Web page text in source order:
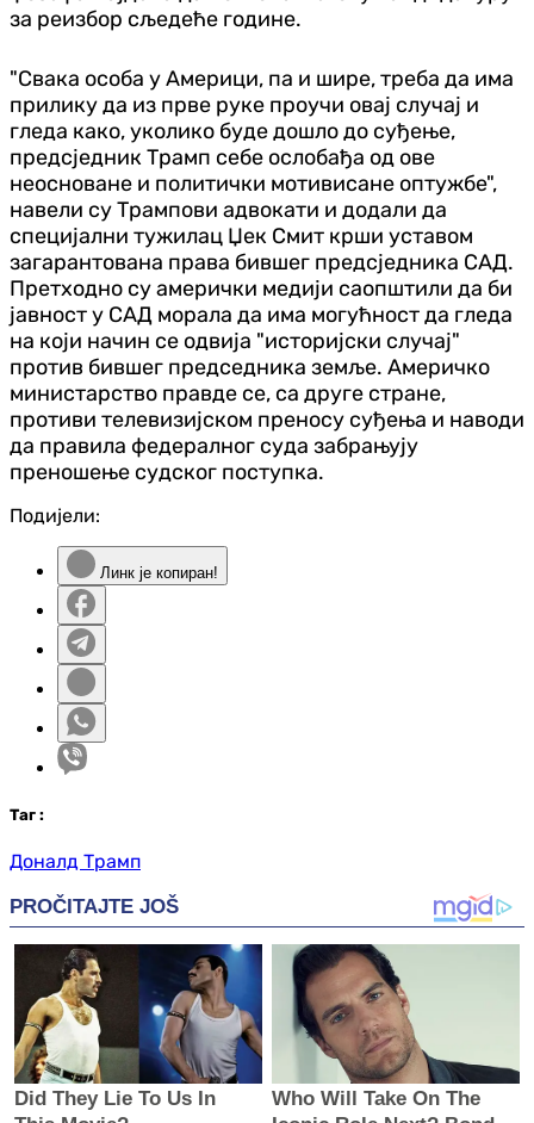
за реизбор сљедеће године.
"Свака особа у Америци, па и шире, треба да има
прилику да из прве руке проучи овај случај и
гледа како, уколико буде дошло до суђење,
предсједник Трамп себе ослобађа од ове
неосноване и политички мотивисане оптужбе",
навели су Трампови адвокати и додали да
специјални тужилац Џек Смит крши уставом
загарантована права бившег предсједника САД.
Претходно су амерички медији саопштили да би
јавност у САД морала да има могућност да гледа
на који начин се одвија "историјски случај"
против бившег председника земље. Америчко
министарство правде се, са друге стране,
противи телевизијском преносу суђења и наводи
да правила федералног суда забрањују
преношење судског поступка.
Подијели:
Линк је копиран!
Таг :
Доналд Трамп